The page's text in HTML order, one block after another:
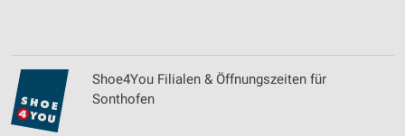
Shoe4You Filialen & Öffnungszeiten für
Sonthofen